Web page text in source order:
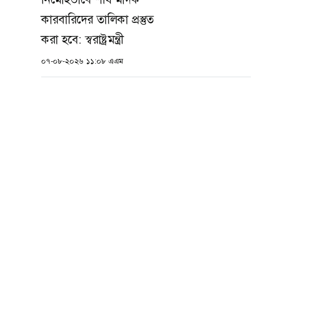
কারবারিদের তালিকা প্রস্তুত
করা হবে: স্বরাষ্ট্রমন্ত্রী
০৭-০৮-২০২৬ ১১:০৮ এএম